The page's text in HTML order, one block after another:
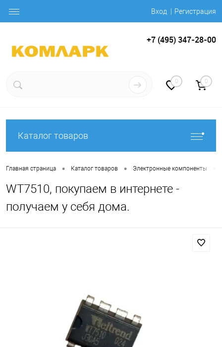
Вход Регистрация
+7 (495) 347-28-00
0 0
Каталог товаров
Главная страница • Каталог товаров • Электронные компоненты
WT7510, покупаем в интернете -
получаем у себя дома.